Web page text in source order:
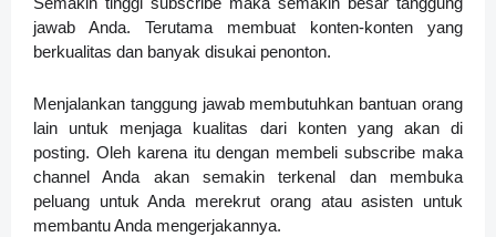
jawab Anda. Terutama membuat konten-konten yang
berkualitas dan banyak disukai penonton.
Menjalankan tanggung jawab membutuhkan bantuan orang
lain untuk menjaga kualitas dari konten yang akan di
posting. Oleh karena itu dengan membeli subscribe maka
channel Anda akan semakin terkenal dan membuka
peluang untuk Anda merekrut orang atau asisten untuk
membantu Anda mengerjakannya.